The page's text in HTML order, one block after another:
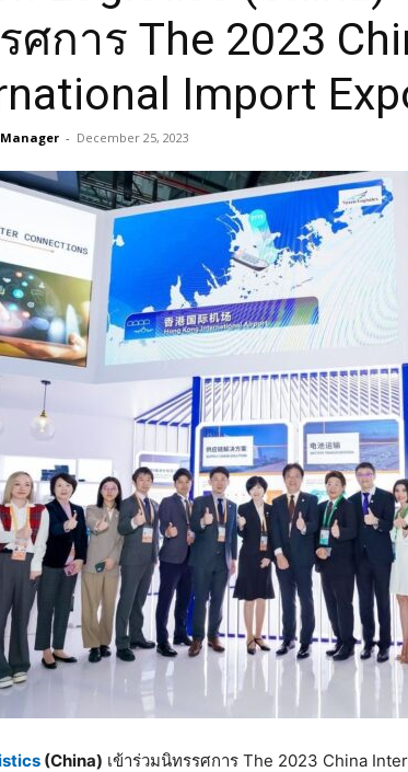
ศการ The 2023
Import
- December 25, 2023
(China) เข้าร่วมนิทรรศการ The 2023 China